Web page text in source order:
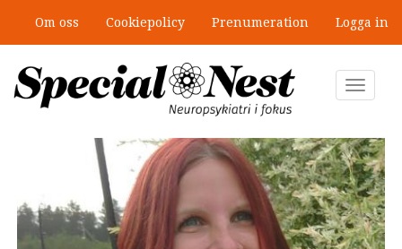
huvudinnehåll
Om oss Cookiepolicy Prenumeration Logga in
Toggle
”Jobbet gick bra – just därför togs
stödet bort”